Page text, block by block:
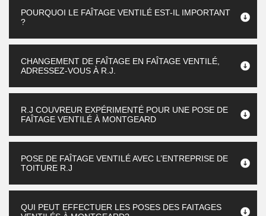
POURQUOI LE FAÎTAGE VENTILÉ EST-IL IMPORTANT
?
CHANGEMENT DE FAÎTAGE EN FAÎTAGE VENTILÉ,
ADRESSEZ-VOUS À R.J.
R.J COUVREUR EXPÉRIMENTÉ POUR UNE POSE DE
FAÎTAGE VENTILÉ À MONTGEARD
POSE DE FAÎTAGE VENTILÉ AVEC L’ENTREPRISE DE
TOITURE R.J
QUI PEUT EFFECTUER LES POSES DES FAITAGES